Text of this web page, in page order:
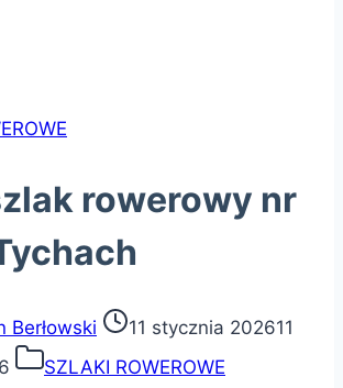
rowerowy nr
Berłowski 11 stycznia 202611
SZLAKI ROWEROWE